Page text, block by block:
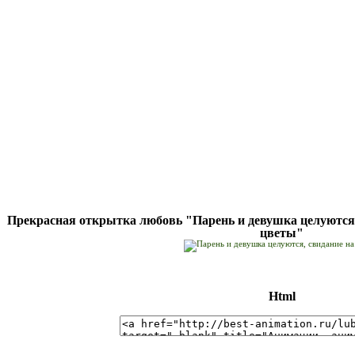
Прекрасная открытка любовь "Парень и девушка
цветы"
Html